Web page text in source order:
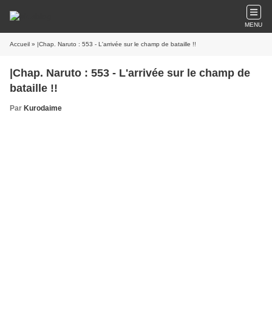
MENU
Accueil » |Chap. Naruto : 553 - L'arrivée sur le champ de bataille !!
|Chap. Naruto : 553 - L'arrivée sur le champ de
bataille !!
Par Kurodaime